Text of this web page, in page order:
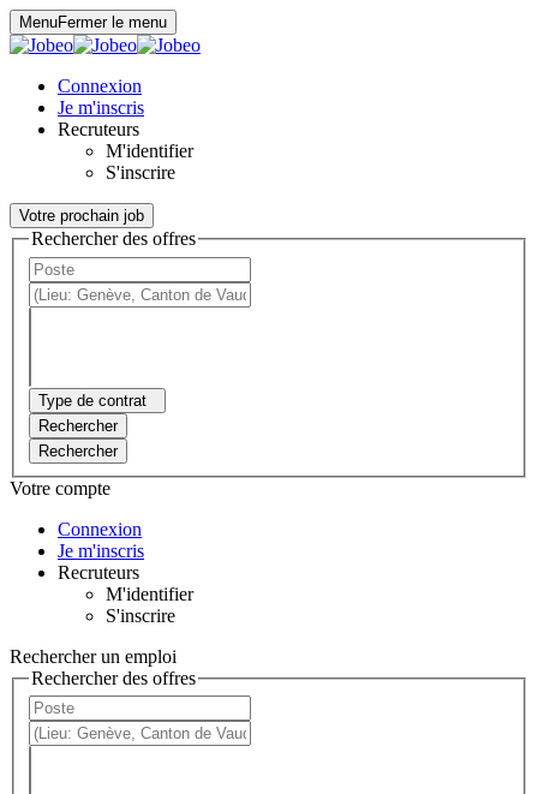
MenuFermer le menu
Connexion
Je m'inscris
Recruteurs
M'identifier
S'inscrire
Votre prochain job
Rechercher des offres
Type de contrat
Rechercher
Rechercher
Votre compte
Connexion
Je m'inscris
Recruteurs
M'identifier
S'inscrire
Rechercher un emploi
Rechercher des offres
Panneau de gestion des cookies